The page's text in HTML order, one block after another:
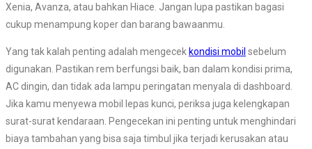
Xenia, Avanza, atau bahkan Hiace. Jangan lupa pastikan bagasi
cukup menampung koper dan barang bawaanmu.
Yang tak kalah penting adalah mengecek kondisi mobil sebelum
digunakan. Pastikan rem berfungsi baik, ban dalam kondisi prima,
AC dingin, dan tidak ada lampu peringatan menyala di dashboard.
Jika kamu menyewa mobil lepas kunci, periksa juga kelengkapan
surat-surat kendaraan. Pengecekan ini penting untuk menghindari
biaya tambahan yang bisa saja timbul jika terjadi kerusakan atau